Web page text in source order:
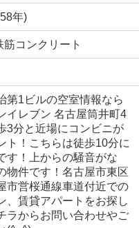
年)
筋コンクリート
第1ビルの空室情報なら
イレブン 名古屋筒井町4
3分と近場にコンビニが
ト！こちらは徒歩10分に
す！上からの騒音がな
物件です！名古屋市東区
市営桜通線車道付近での
、賃貸アパートをお探し
ラからお問い合わせやご